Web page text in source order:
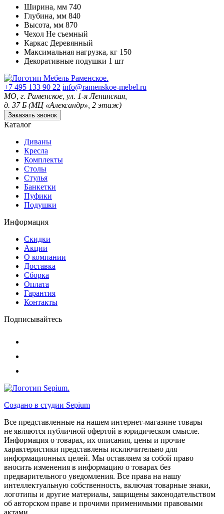
Ширина, мм 740
Глубина, мм 840
Высота, мм 870
Чехол Не съемный
Каркас Деревянный
Максимальная нагрузка, кг 150
Декоративные подушки 1 шт
+7 495 133 90 22 info@ramenskoe-mebel.ru
МО, г. Раменское, ул. 1-я Ленинская,
д. 37 Б (МЦ «Александр», 2 этаж)
Заказать звонок
Каталог
Диваны
Кресла
Комплекты
Столы
Стулья
Банкетки
Пуфики
Подушки
Информация
Скидки
Акции
О компании
Доставка
Сборка
Оплата
Гарантия
Контакты
Подписывайтесь
Создано в студии Sepium
Все представленные на нашем интернет-магазине товары
не являются публичной офертой в юридическом смысле.
Информация о товарах, их описания, цены и прочие
характеристики представлены исключительно для
информационных целей. Мы оставляем за собой право
вносить изменения в информацию о товарах без
предварительного уведомления. Все права на нашу
интеллектуальную собственность, включая товарные знаки,
логотипы и другие материалы, защищены законодательством
об авторском праве и прочими применимыми правовыми